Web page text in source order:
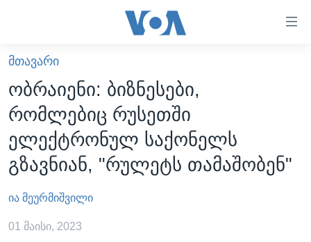
ხელმისაწვდომობისთვის
გადადით
მთავარზე
გადადით
მთავარ
ნავიგაციაზე
გადადით
ძიებაზე
ᲐᲮᲐᲚᲘ ᲐᲛᲑᲔᲑᲘ
ᲡᲐᲥᲐᲠᲗᲕᲔᲚᲝ
ᲐᲨᲨ
ᲐᲨᲨ-ᲘᲡ ᲐᲠᲩᲔᲕᲜᲔᲑᲘ 2024
ᲛᲡᲝᲤᲚᲘᲝ
ᲕᲘᲓᲔᲝᲔᲑᲘ
ᲛᲗᲐᲕᲐᲠᲘ
ობრაიენი: ბიზნესები,
რომლებიც რუსეთში
ელექტრონულ საქონელს
გზავნიან, "რულეტს თამაშობენ"
ია მეურმიშვილი
01 მაისი, 2023